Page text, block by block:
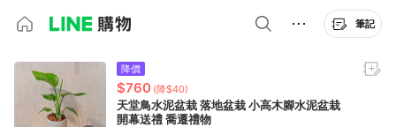
筆記
降價
$760 (降$40)
天堂鳥水泥盆栽 落地盆栽 小高木腳水泥盆栽
開幕送禮 喬遷禮物